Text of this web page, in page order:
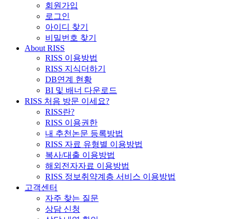
회원가입
로그인
아이디 찾기
비밀번호 찾기
About RISS
RISS 이용방법
RISS 지식더하기
DB연계 현황
BI 및 배너 다운로드
RISS 처음 방문 이세요?
RISS란?
RISS 이용권한
내 추천논문 등록방법
RISS 자료 유형별 이용방법
복사/대출 이용방법
해외전자자료 이용방법
RISS 정보취약계층 서비스 이용방법
고객센터
자주 찾는 질문
상담 신청